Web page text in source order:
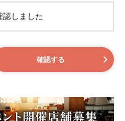
認しました